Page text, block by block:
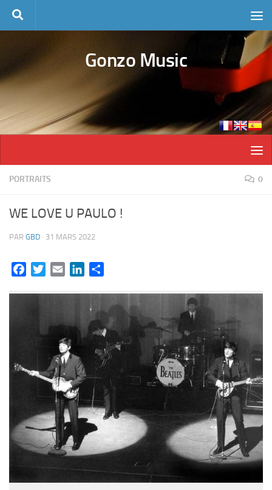
Skip to content
Gonzo Music
PORTRAITS 0
WE LOVE U PAULO !
PAR GBD · 31 MARS 2022
FacebookTwitterEmail LinkedIn